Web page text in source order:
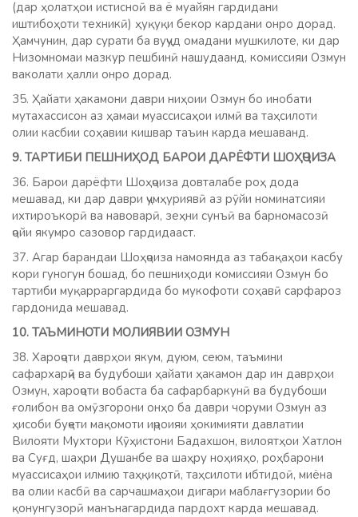
(дар ҳолатҳои истисноӣ ва ё муайян гардидани
иштибоҳоти техникӣ) ҳуқуқи бекор кардани онро дорад.
Ҳамчунин, дар сурати ба вуҷуд омадани мушкилоте, ки дар
Низомномаи мазкур пешбинӣ нашудаанд, комиссияи Озмун
ваколати ҳалли онро дорад.
35. Ҳайати ҳакамони даври ниҳоии Озмун бо инобати
мутахассисон аз ҳамаи муассисаҳои илмӣ ва таҳсилоти
олии касбии соҳавии кишвар таъин карда мешаванд.
9. ТАРТИБИ ПЕШНИҲОД БАРОИ ДАРЁФТИ ШОҲҶОИЗА
36. Барои дарёфти Шоҳҷоиза довталабе роҳ дода
мешавад, ки дар даври ҷумҳуриявӣ аз рӯйи номинатсияи
ихтироъкорӣ ва навоварӣ, зеҳни сунъӣ ва барномасозӣ
ҷойи якумро сазовор гардидааст.
37. Агар барандаи Шоҳҷоиза намоянда аз табақаҳои касбу
кори гуногун бошад, бо пешниҳоди комиссияи Озмун бо
тартиби муқарраргардида бо мукофоти соҳавӣ сарфароз
гардонида мешавад.
10. ТАЪМИНОТИ МОЛИЯВИИ ОЗМУН
38. Хароҷоти даврҳои якум, дуюм, сеюм, таъмини
сафархарҷӣ ва будубоши ҳайати ҳакамон дар ин даврҳои
Озмун, хароҷоти вобаста ба сафарбаркунӣ ва будубоши
ғолибон ва омӯзгорони онҳо ба даври чоруми Озмун аз
ҳисоби буҷети мақомоти иҷроияи ҳокимияти давлатии
Вилояти Мухтори Кӯҳистони Бадахшон, вилоятҳои Хатлон
ва Суғд, шаҳри Душанбе ва шаҳру ноҳияҳо, роҳбарони
муассисаҳои илмию таҳқиқотӣ, таҳсилоти ибтидоӣ, миёна
ва олии касбӣ ва сарчашмаҳои дигари маблағгузории бо
қонунгузорӣ манънагардида пардохт карда мешавад.